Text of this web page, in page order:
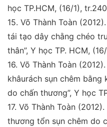
học TP.HCM, (16/1),
15. Võ Thành Toàn (2012)
tái tạo dây chằng chéo
thân”, Y học TP. HCM,
16. Võ Thành Toàn (2012)
khâurách sụn chêm
do chấn thương”, Y học
17. Võ Thành Toàn (2012).
thương tổn sụn chêm do